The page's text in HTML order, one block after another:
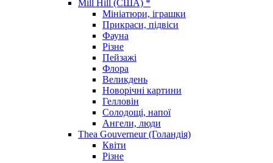
Mill Hill (США) *
Мініатюри, іграшки
Прикраси, підвіси
Фауна
Різне
Пейзажі
Флора
Великдень
Новорічні картини
Гелловін
Солодощі, напої
Ангели, люди
Thea Gouverneur (Голандія)
Квіти
Різне